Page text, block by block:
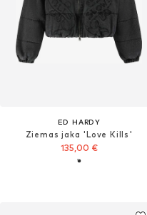
ED HARDY
Ziemas jaka 'Love Kills'
135,00 €